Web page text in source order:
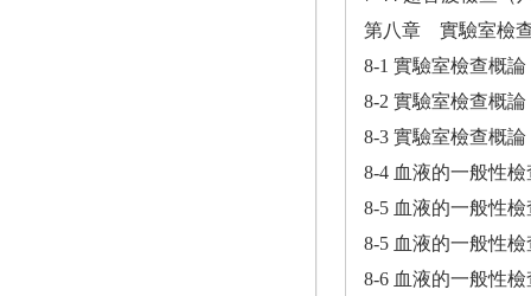
第八章 實驗室檢
8-1 實驗室檢查概
8-2 實驗室檢查概
8-3 實驗室檢查概
8-4 血液的一般性
8-5 血液的一般性
8-5 血液的一般性
8-6 血液的一般性